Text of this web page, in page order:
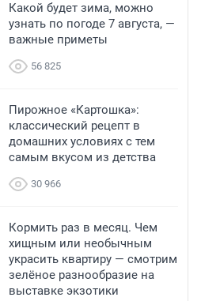
Какой будет зима, можно
узнать по погоде 7 августа, —
важные приметы
56 825
Пирожное «Картошка»:
классический рецепт в
домашних условиях с тем
самым вкусом из детства
30 966
Кормить раз в месяц. Чем
хищным или необычным
украсить квартиру — смотрим
зелёное разнообразие на
выставке экзотики